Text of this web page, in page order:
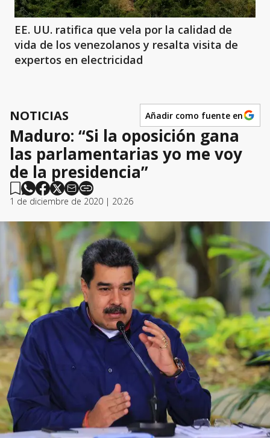
EE. UU. ratifica que vela por la calidad de
vida de los venezolanos y resalta visita de
expertos en electricidad
NOTICIAS Añadir como fuente en
Maduro: “Si la oposición gana
las parlamentarias yo me voy
de la presidencia”
1 de diciembre de 2020 | 20:26